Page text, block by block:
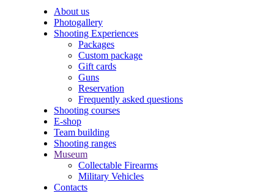
About us
Photogallery
Shooting Experiences
Packages
Custom package
Gift cards
Guns
Reservation
Frequently asked questions
Shooting courses
E-shop
Team building
Shooting ranges
Museum
Collectable Firearms
Military Vehicles
Contacts